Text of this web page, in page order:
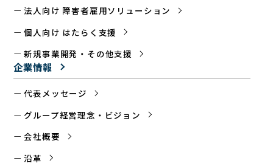
法人向け 障害者雇用ソリューション
個人向け はたらく支援
新規事業開発・その他支援
企業情報
代表メッセージ
グループ経営理念・ビジョン
会社概要
沿革